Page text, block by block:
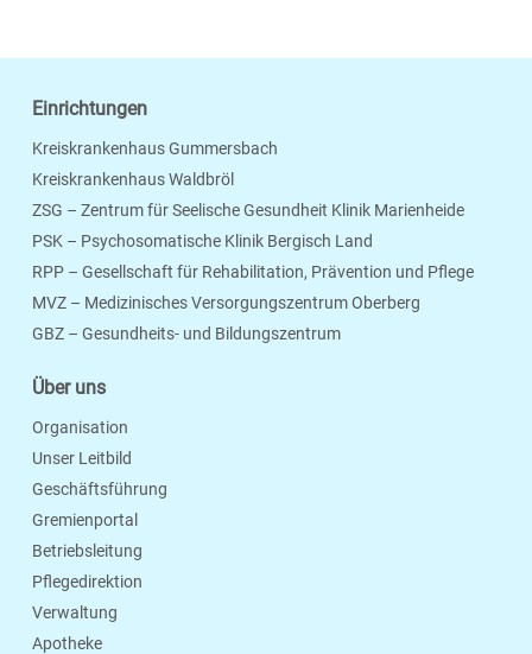
Einrichtungen
Kreiskrankenhaus Gummersbach
Kreiskrankenhaus Waldbröl
ZSG – Zentrum für Seelische Gesundheit Klinik Marienheide
PSK – Psychosomatische Klinik Bergisch Land
RPP – Gesellschaft für Rehabilitation, Prävention und Pflege
MVZ – Medizinisches Versorgungszentrum Oberberg
GBZ – Gesundheits- und Bildungszentrum
Über uns
Organisation
Unser Leitbild
Geschäftsführung
Gremienportal
Betriebsleitung
Pflegedirektion
Verwaltung
Apotheke